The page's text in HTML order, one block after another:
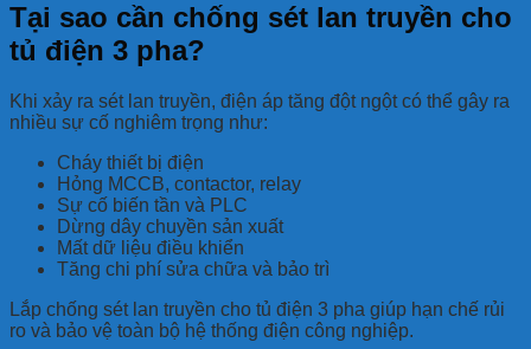
Tại sao cần chống sét lan truyền cho
tủ điện 3 pha?
Khi xảy ra sét lan truyền, điện áp tăng đột ngột có thể gây ra
nhiều sự cố nghiêm trọng như:
Cháy thiết bị điện
Hỏng MCCB, contactor, relay
Sự cố biến tần và PLC
Dừng dây chuyền sản xuất
Mất dữ liệu điều khiển
Tăng chi phí sửa chữa và bảo trì
Lắp chống sét lan truyền cho tủ điện 3 pha giúp hạn chế rủi
ro và bảo vệ toàn bộ hệ thống điện công nghiệp.